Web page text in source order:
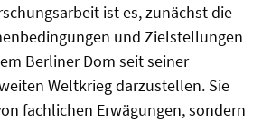
ist es, zunächst die
und Zielstellungen
Berliner Dom seit seiner
Weltkrieg darzustellen. Sie
fachlichen Erwägungen, sondern